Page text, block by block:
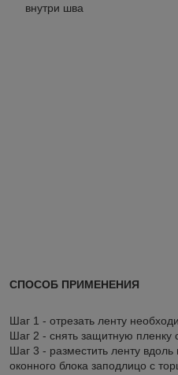
внутри шва
СПОСОБ ПРИМЕНЕНИЯ
Шаг 1 - отрезать ленту
Шаг 2 - снять защитную пленку
Шаг 3 - разместить ленту
оконного блока заподлицо с